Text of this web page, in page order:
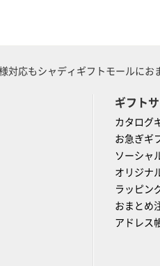
対応もシャディギフトモールにお
ギフト
カタログ
お急ぎギ
ソーシャ
オリジナ
ラッピン
おまとめ
アドレス